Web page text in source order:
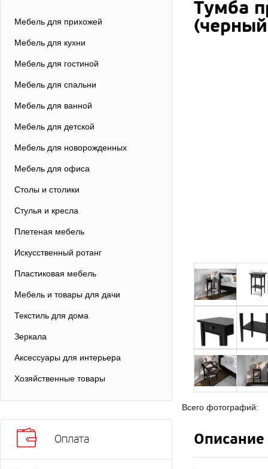
Мебель для прихожей
Мебель для кухни
Мебель для гостиной
Мебель для спальни
Мебель для ванной
Мебель для детской
Мебель для новорожденных
Мебель для офиса
Столы и столики
Стулья и кресла
Плетеная мебель
Искусственный ротанг
Пластиковая мебель
Мебель и товары для дачи
Текстиль для дома
Зеркала
Аксессуары для интерьера
Хозяйственные товары
Оплата
Тумба
Всего фотографий:
Описание